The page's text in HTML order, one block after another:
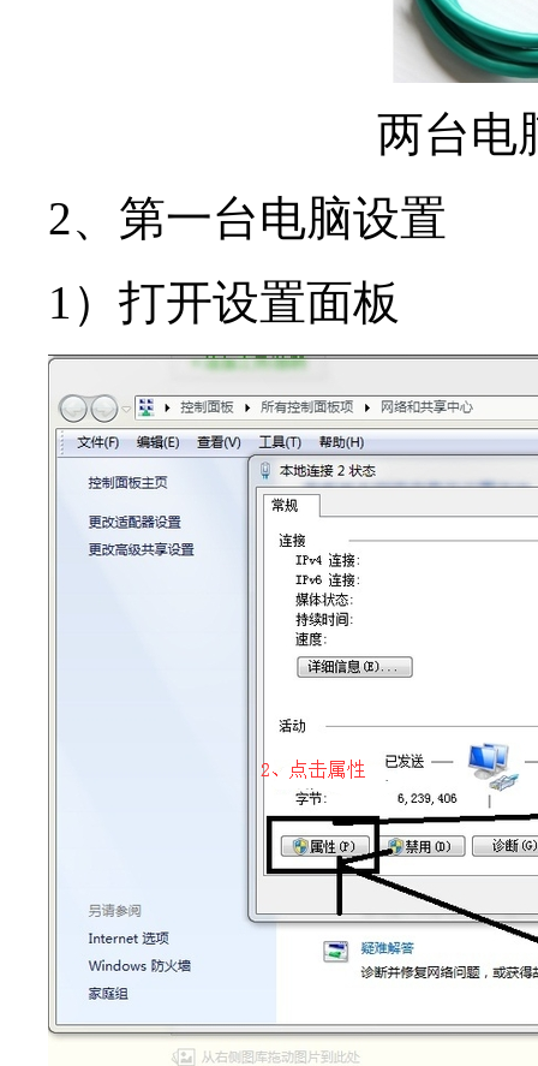
两台电
2、第一台电脑设置
1）打开设置面板